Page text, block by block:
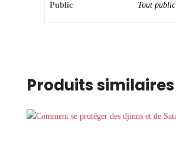
Public Tout public
Produits similaires